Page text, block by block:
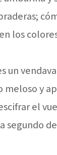
los
un
y
el
segundo